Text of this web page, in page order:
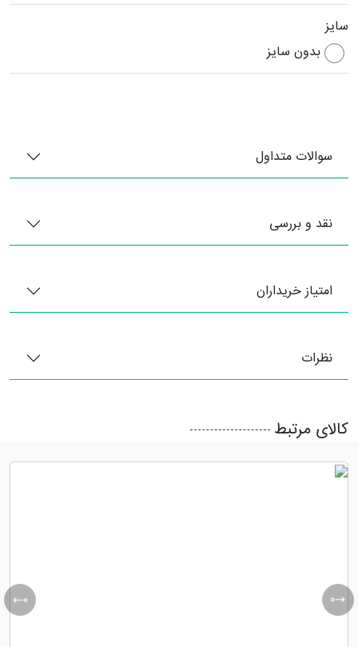
سایز
بدون سایز
سوالات متداول
نقد و بررسی
امتیاز خریداران
نظرات
کالای مرتبط